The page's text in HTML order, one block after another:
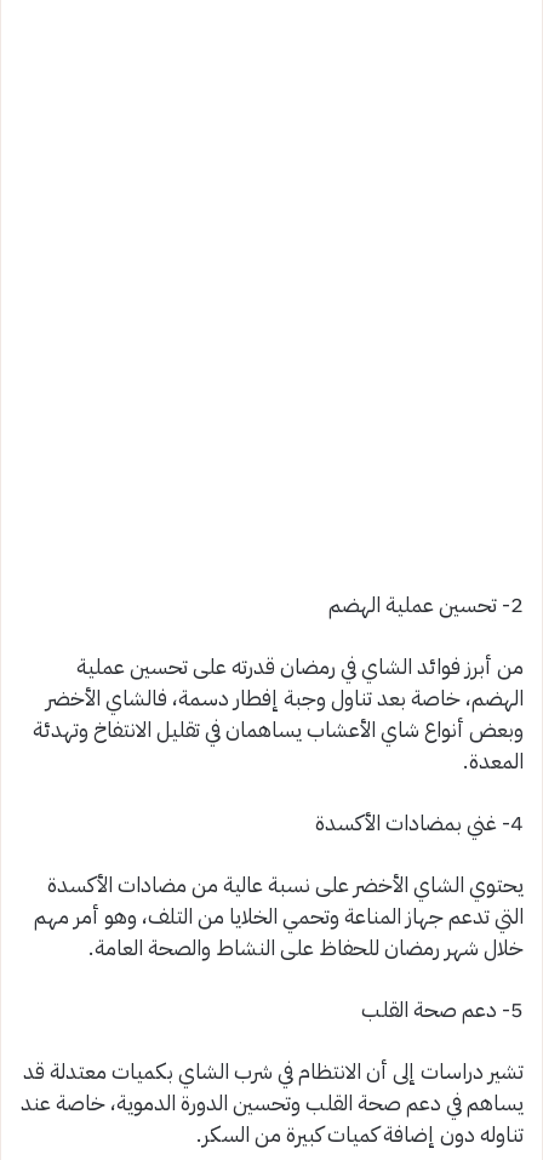
2- تحسين عملية الهضم
من أبرز فوائد الشاي في رمضان قدرته على تحسين عملية
الهضم، خاصة بعد تناول وجبة إفطار دسمة، فالشاي الأخضر
وبعض أنواع شاي الأعشاب يساهمان في تقليل الانتفاخ وتهدئة
المعدة.
4- غني بمضادات الأكسدة
يحتوي الشاي الأخضر على نسبة عالية من مضادات الأكسدة
التي تدعم جهاز المناعة وتحمي الخلايا من التلف، وهو أمر مهم
خلال شهر رمضان للحفاظ على النشاط والصحة العامة.
5- دعم صحة القلب
تشير دراسات إلى أن الانتظام في شرب الشاي بكميات معتدلة قد
يساهم في دعم صحة القلب وتحسين الدورة الدموية، خاصة عند
تناوله دون إضافة كميات كبيرة من السكر.